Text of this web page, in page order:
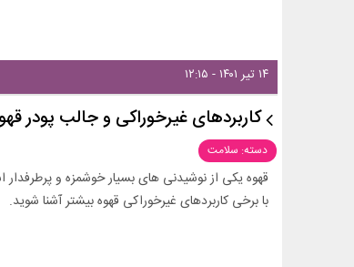
۱۴ تیر ۱۴۰۱ - ۱۲:۱۵
کاربرد‌های غیرخوراکی و جالب پودر
دسته: سلامت
قهوه یکی از نوشیدنی های بسیار خوشمزه و
با برخی کاربردهای غیرخوراکی قهوه بیشتر آشنا شوید.